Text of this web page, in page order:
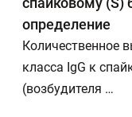
определение
Количественное
класса IgG к
(возбудителя …